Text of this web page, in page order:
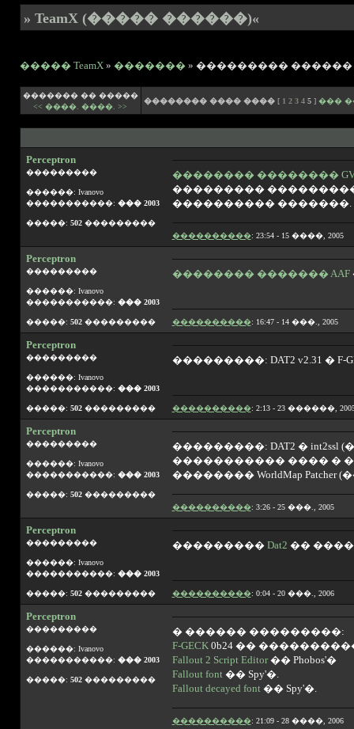
» TeamX (����� ������)«
����� TeamX» �������» ��������� ������
������� �� �����
<< ����. ����. >>
�������� ���� ����[ 1 2 3 4 5] ���
Perceptron
���������
������: Ivanovo
�����������: ��� 2003
�����: 502���������
�������� ��������
���������
���������� �������.
����������: 23:54 - 15 ����, 2005
Perceptron
���������
������: Ivanovo
�����������: ��� 2003
�����: 502���������
�������� ������� AAF
����������: 16:47 - 14 ���., 2005
Perceptron
���������
������: Ivanovo
�����������: ��� 2003
�����: 502���������
���������: DAT2 v2.31 � F-
����������: 2:13 - 23 ������,
Perceptron
���������
������: Ivanovo
�����������: ��� 2003
�����: 502���������
���������: DAT2 �
����������� ���� �
�������� WorldMap Patcher
����������: 3:26 - 25 ���., 2005
Perceptron
���������
������: Ivanovo
�����������: ��� 2003
�����: 502���������
��������� Dat2 ��
����������: 0:04 - 20 ���., 2006
Perceptron
���������
������: Ivanovo
�����������: ��� 2003
�����: 502���������
� ������ ���������:
F-GECK0b24 ��
Fallout 2 Script Editor�� Phobos'�
Fallout font�� Spy'�.
Fallout decayed font�� Spy'�.
����������: 21:09 - 28 ����, 2006